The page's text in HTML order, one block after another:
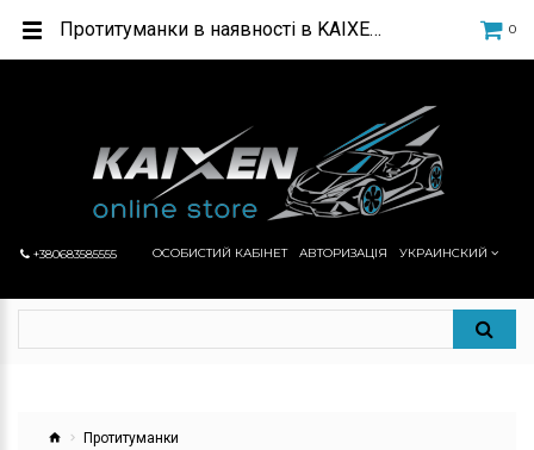
0
ОСОБИСТИЙ КАБІНЕТ
+380683585555 АВТОРИЗАЦІЯ УКРАИНСКИЙ
Протитуманки
Протитуманки в наявності в KAIXEN ONLINE STORE